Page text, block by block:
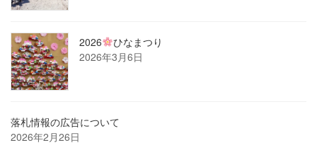
2026
ひなまつり
2026年3月6日
落札情報の広告について
2026年2月26日